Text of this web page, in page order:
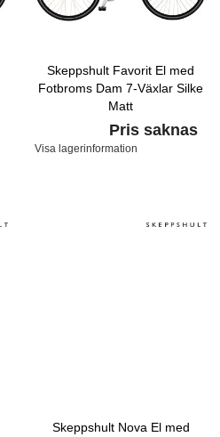
Skeppshult Favorit El med
Fotbroms Dam 7-Växlar Silke
Matt
Pris saknas
Visa lagerinformation
Skeppshult Nova El med